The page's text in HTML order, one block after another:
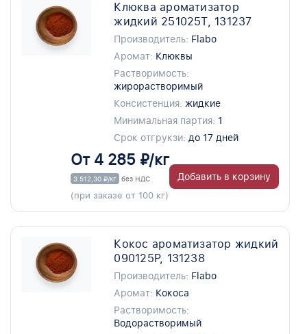
Клюква ароматизатор
жидкий 251025T, 131237
Производитель: Flabo
Аромат: Клюквы
Растворимость:
жирорастворимый
Консистенция: жидкие
Минимальная партия: 1
Срок отгрукзи: до 17 дней
От 4 285 ₽/кг
3 512,30 ₽/кг без НДС
(при заказе от 100 кг)
Добавить в корзину
Кокос ароматизатор жидкий
090125P, 131238
Производитель: Flabo
Аромат: Кокоса
Растворимость:
Водорастворимый